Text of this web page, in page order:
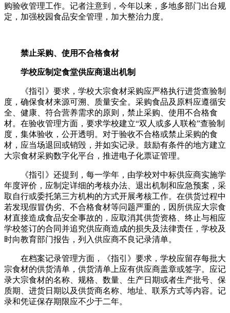
购验收管理工作。记者注意到，今年以来，多地多部门出台规
定，加强校园食品安全管理，加大整治力度。
禁止采购、使用不合格食材
学校应制定食堂供应商退出机制
《指引》要求，学校大宗食材采购应严格执行进货查验制
度，确保食材来源可溯、质量安全。采购食品及原料应遵循安
全、健康、符合营养需求的原则，禁止采购、使用不合格食
材。在验收管理方面，要求学校建立“双人或多人联检”查验制
度，集体验收，公开透明。对于验收不合格或禁止采购的食
材，应当场退回或销毁，并如实记录。鼓励有条件的地方建立
大宗食材采购数字化平台，推进电子化票证管理。
《指引》还提到，每一学年，由学校对中标供应商实施学
年度评价，应制定详细的考核办法、退出机制和应急预案，采
取自行或委托第三方机构的方式开展考核工作。在供货过程中
若发现假冒伪劣、不合格食材等问题严重的，因所供应大宗食
材直接造成食品安全事故的，应取消其供货资格、终止与相应
学校签订的合同并追究供应商造成的损失及法律责任，学校及
时向教育部门报告，列入供应商不良记录清单。
在档案记录管理方面，《指引》要求，学校应留存每批大
宗食材的供货清单，供货清单上应有供应商盖章或签字。应记
录大宗食材的名称、规格、数量、生产日期或者生产批号、保
质期、进货日期以及供货商名称、地址、联系方式等内容。记
录和凭证保存期限应不少于二年。